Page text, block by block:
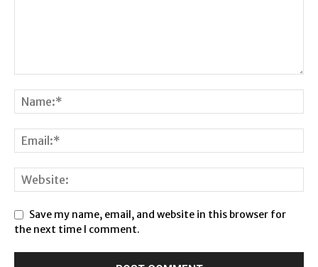
Save my name, email, and website in this browser for
the next time I comment.